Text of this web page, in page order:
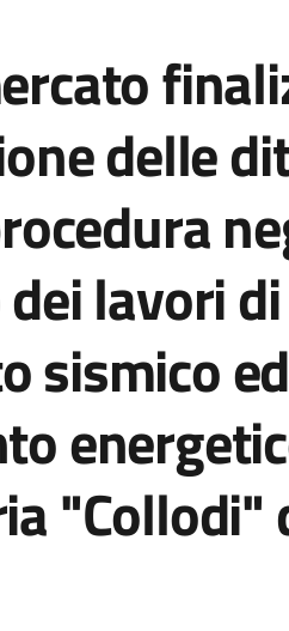
delle
lavori di
sismico ed
"Collodi"